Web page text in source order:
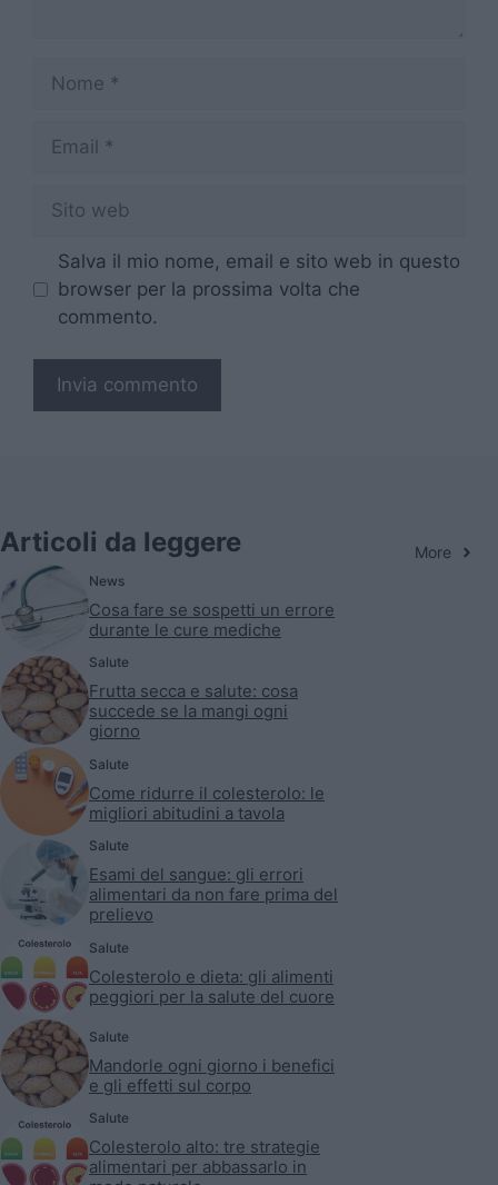
web
Salva il mio nome, email e sito web in questo
browser per la prossima volta che
commento.
Articoli da leggere More
News
Cosa fare se sospetti un errore
durante le cure mediche
Salute
Frutta secca e salute: cosa
succede se la mangi ogni
giorno
Salute
Come ridurre il colesterolo: le
migliori abitudini a tavola
Salute
Esami del sangue: gli errori
alimentari da non fare prima del
prelievo
Salute
Colesterolo e dieta: gli alimenti
peggiori per la salute del cuore
Salute
Mandorle ogni giorno i benefici
e gli effetti sul corpo
Salute
Colesterolo alto: tre strategie
alimentari per abbassarlo in